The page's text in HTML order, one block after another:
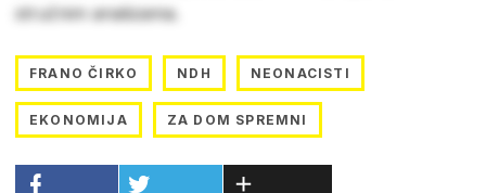
stručnim analizama.
FRANO ČIRKO NDH NEONACISTI
EKONOMIJA ZA DOM SPREMNI